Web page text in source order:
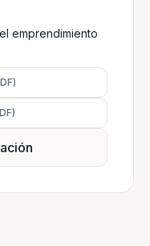
emprendimiento